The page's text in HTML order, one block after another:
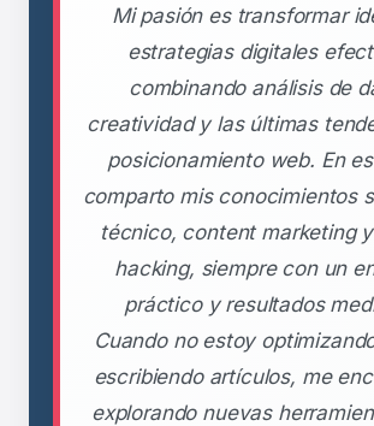
Mi pasión es transformar
estrategias digitales
combinando análisis de
creatividad y las últimas
posicionamiento web. En
comparto mis conocimientos
técnico, content marketing
hacking, siempre con un
práctico y resultados
Cuando no estoy
escribiendo artículos, me
explorando nuevas